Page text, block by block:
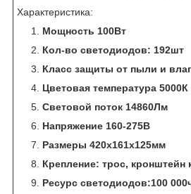
Характеристика:
Мощность 100Вт
Кол-во светодиодов: 192шт
Класс защиты от пыли и
Цветовая температура 5000К
Световой поток 14860Лм
Напряжение 160-275В
Размеры 420х161х125мм
Крепление: трос, кронштейн
Ресурс светодиодов:100